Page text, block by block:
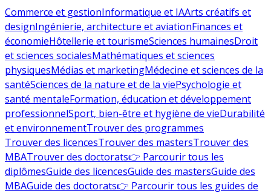
Commerce et gestionInformatique et IAArts créatifs et
designIngénierie, architecture et aviationFinances et
économieHôtellerie et tourismeSciences humainesDroit
et sciences socialesMathématiques et sciences
physiquesMédias et marketingMédecine et sciences de la
santéSciences de la nature et de la viePsychologie et
santé mentaleFormation, éducation et développement
professionnelSport, bien-être et hygiène de vieDurabilité
et environnementTrouver des programmes
Trouver des licencesTrouver des mastersTrouver des
MBATrouver des doctorats👉 Parcourir tous les
diplômesGuide des licencesGuide des mastersGuide des
MBAGuide des doctorats👉 Parcourir tous les guides de